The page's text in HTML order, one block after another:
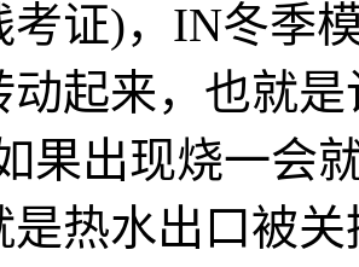
考证)，IN冬季
动起来，也就
果出现烧一会
是热水出口被